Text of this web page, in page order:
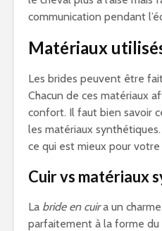
communication pendant
Matériaux
Les brides peuvent être
Chacun de ces matériaux
confort. Il faut bien savoir
les matériaux
ce qui est mieux pour votre
Cuir vs matériaux
La bride en cuira un charme
parfaitement à la forme du